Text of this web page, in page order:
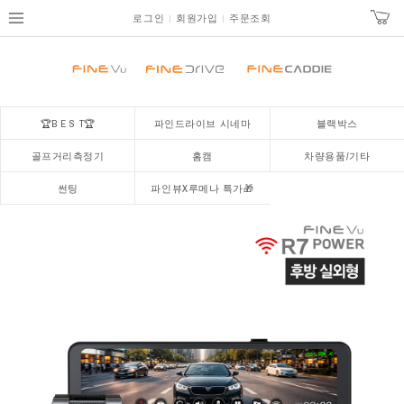
로그인 회원가입 주문조회
🏆B E S T🏆 파인드라이브 시네마 블랙박스
골프거리측정기 홈캠 차량용품/기타
썬팅 파인뷰X루메나 특가🎁